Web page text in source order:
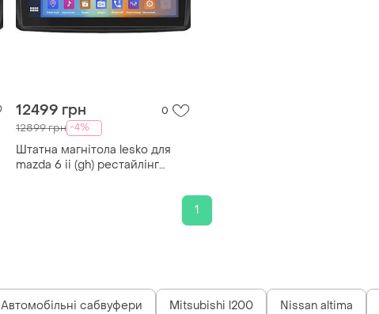
12499 грн 0
12899 грн -4%
Штатна магнітола lesko для
mazda 6 ii (gh) рестайлінг
1
Автомобільні сабвуфери Mitsubishi l200 Nissan altima